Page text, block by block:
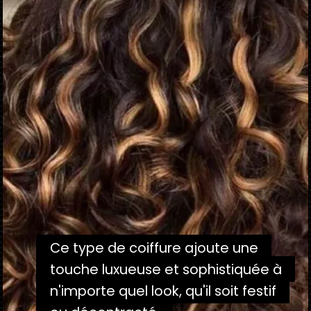
Ce type de coiffure ajoute une
touche luxueuse et sophistiquée à
n'importe quel look, qu'il soit festif
Ce type de coiffure ajoute une
touche luxueuse et sophistiquée à
n'importe quel look, qu'il soit festif